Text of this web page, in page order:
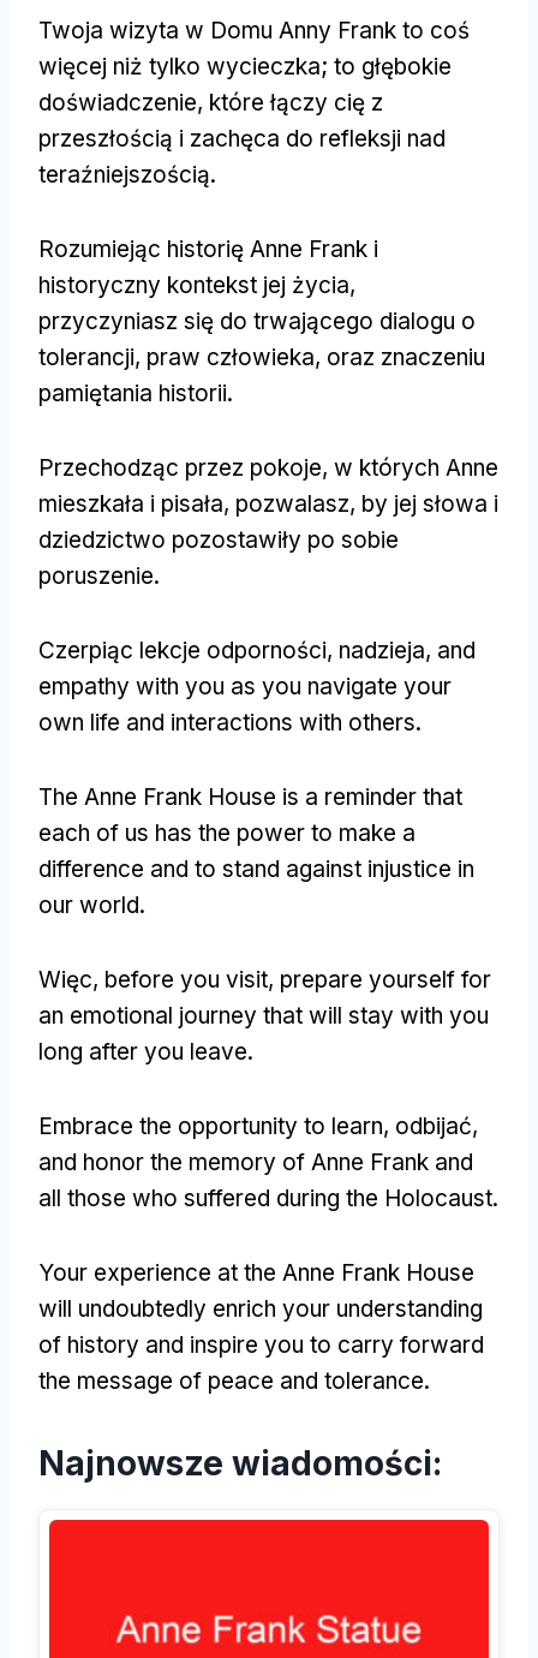
Twoja wizyta w Domu Anny Frank to coś
więcej niż tylko wycieczka; to głębokie
doświadczenie, które łączy cię z
przeszłością i zachęca do refleksji nad
teraźniejszością.
Rozumiejąc historię Anne Frank i
historyczny kontekst jej życia,
przyczyniasz się do trwającego dialogu o
tolerancji, praw człowieka, oraz znaczeniu
pamiętania historii.
Przechodząc przez pokoje, w których Anne
mieszkała i pisała, pozwalasz, by jej słowa i
dziedzictwo pozostawiły po sobie
poruszenie.
Czerpiąc lekcje odporności, nadzieja, and
empathy with you as you navigate your
own life and interactions with others.
The Anne Frank House is a reminder that
each of us has the power to make a
difference and to stand against injustice in
our world.
Więc, before you visit, prepare yourself for
an emotional journey that will stay with you
long after you leave.
Embrace the opportunity to learn, odbijać,
and honor the memory of Anne Frank and
all those who suffered during the Holocaust.
Your experience at the Anne Frank House
will undoubtedly enrich your understanding
of history and inspire you to carry forward
the message of peace and tolerance.
Najnowsze wiadomości: